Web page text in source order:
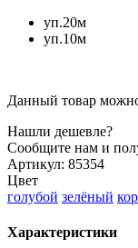
уп.20м
уп.10м
Данный товар
Нашли дешевле?
Сообщите нам и
Артикул: 85354
Цвет
голубой зелёный
Характеристики